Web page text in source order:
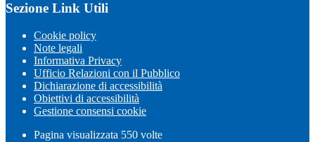
Sezione Link Utili
Cookie policy
Note legali
Informativa Privacy
Ufficio Relazioni con il Pubblico
Dichiarazione di accessibilità
Obiettivi di accessibilità
Gestione consensi cookie
Pagina visualizzata 550 volte